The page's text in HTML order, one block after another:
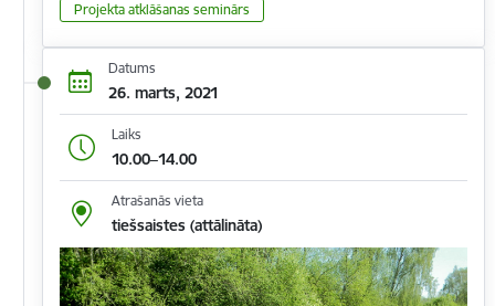
Projekta atklāšanas seminārs
Datums
26. marts, 2021
Laiks
10.00–14.00
Atrašanās vieta
tiešsaistes (attālināta)